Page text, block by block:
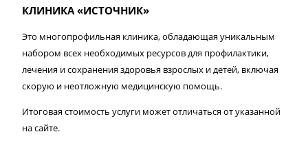
КЛИНИКА «ИСТОЧНИК»
Это многопрофильная клиника, обладающая уникальным
набором всех необходимых ресурсов для профилактики,
лечения и сохранения здоровья взрослых и детей, включая
скорую и неотложную медицинскую помощь.
Итоговая стоимость услуги может отличаться от указанной
на сайте.